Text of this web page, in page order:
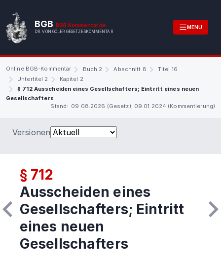
BGB BGB.Kommentar.de
DR. VON GÖLER GESETZESKOMMENTAR
MENU
Online BGB-Kommentar Buch 2 Abschnitt 8
Titel 16
Untertitel 2
Kapitel 2
§ 712 Ausscheiden eines Gesellschafters; Eintritt eines neuen
Gesellschafters
Stand: 09.08.2026 (Gesetz); 09.01.2024 (Kommentierung)
Versionen
§ 712
Ausscheiden eines
Gesellschafters; Eintritt
eines neuen
Gesellschafters